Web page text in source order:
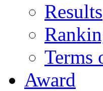
Results
Terms
Award